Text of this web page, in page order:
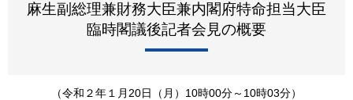
麻生副総理兼財務大臣兼内閣府特命担当大臣
臨時閣議後記者会見の概要
（令和２年１月20日（月）10時00分～10時03分）